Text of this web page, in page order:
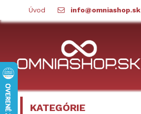
Úvod info@omniashop.sk
KATEGÓRIE